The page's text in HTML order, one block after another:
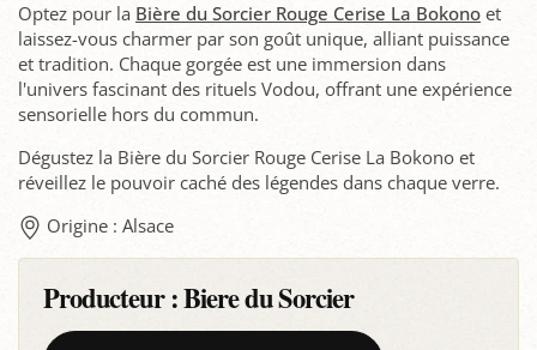
Optez pour la Bière du Sorcier Rouge Cerise La Bokono et
laissez-vous charmer par son goût unique, alliant puissance
et tradition. Chaque gorgée est une immersion dans
l'univers fascinant des rituels Vodou, offrant une expérience
sensorielle hors du commun.
Dégustez la Bière du Sorcier Rouge Cerise La Bokono et
réveillez le pouvoir caché des légendes dans chaque verre.
Origine : Alsace
Producteur :Biere du Sorcier